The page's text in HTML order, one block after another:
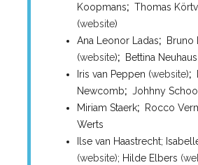
Koopmans; Thomas
(website)
Ana Leonor Ladas; Bruno
(website); Bettina
Iris van Peppen (website);
Newcomb; Johhny
Miriam Staerk; Rocco
Werts
Ilse van Haastrecht;
(website); Hilde Elbers